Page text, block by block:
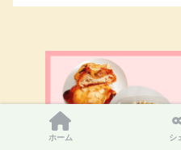
ホーム シ